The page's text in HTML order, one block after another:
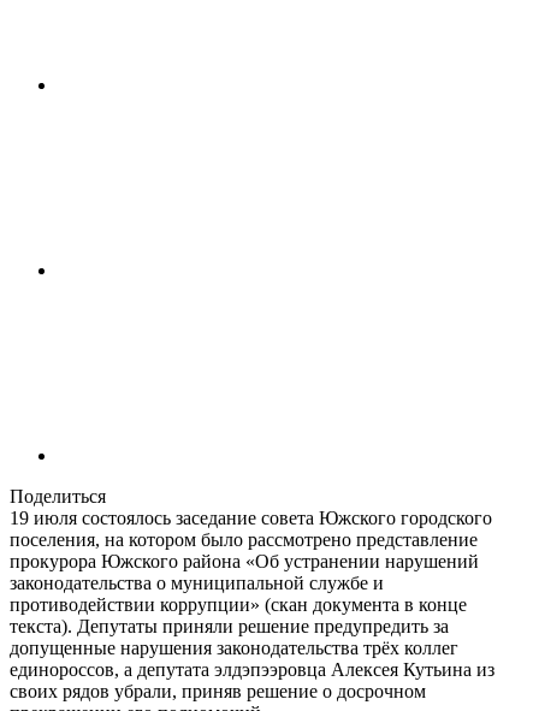
Поделиться
19 июля состоялось заседание совета Южского городского
поселения, на котором было рассмотрено представление
прокурора Южского района «Об устранении нарушений
законодательства о муниципальной службе и
противодействии коррупции» (скан документа в конце
текста). Депутаты приняли решение предупредить за
допущенные нарушения законодательства трёх коллег
единороссов, а депутата элдэпээровца Алексея Кутьина из
своих рядов убрали, приняв решение о досрочном